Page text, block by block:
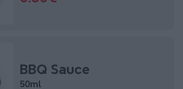
BBQ Sauce
50ml